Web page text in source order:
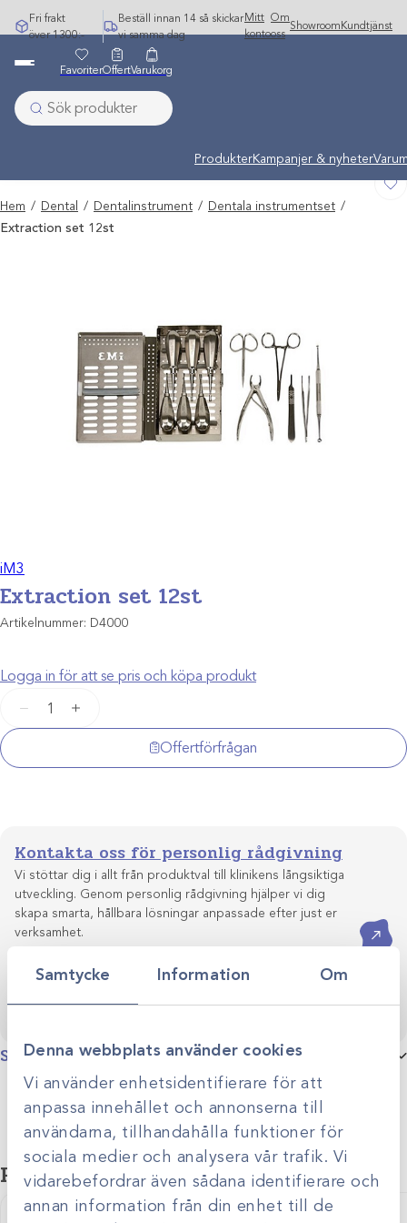
Samtycke Information Om
Denna webbplats använder cookies
Vi använder enhetsidentifierare för att
anpassa innehållet och annonserna till
användarna, tillhandahålla funktioner för
sociala medier och analysera vår trafik. Vi
vidarebefordrar även sådana identifierare och
annan information från din enhet till de
Hoppa
till
Fri frakt
över 1300:-
Beställ innan 14 så skickar
vi samma dag
Mitt
konto
Om
oss
Showroom Kundtjänst
Undermeny stängd: Varumärken
ProdukterKampanjer & nyheter
FavoriterOffertVarukorg
Hem / Dental / Dentalinstrument / Dentala instrumentset /
Extraction set 12st
iM3
Extraction set 12st
Artikelnummer: D4000
Logga in för att se pris och köpa produkt
Extraction
12st
mängd
+
Offertförfrågan
Specifikationer
Kontakta oss för personlig rådgivning
Vi stöttar dig i allt från produktval till klinikens långsiktiga
utveckling. Genom personlig rådgivning hjälper vi dig
skapa smarta, hållbara lösningar anpassade efter just er
verksamhet.
Relaterade produkter